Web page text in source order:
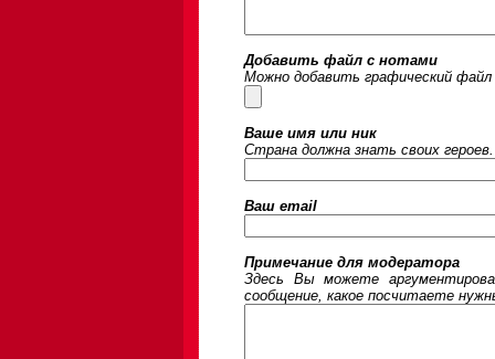
Добавить файл с нотами
Можно добавить графический
Ваше имя или ник
Страна должна знать своих
Ваш email
Примечание для модератора
Здесь Вы можете
сообщение, какое посчитаете